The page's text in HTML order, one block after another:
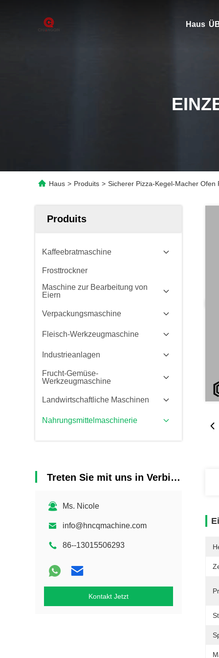
Haus
Haus > Produits > Sicherer Pizza-Kegel-Macher Ofen
Produits
Kaffeebratmaschine
Frosttrockner
Maschine zur Bearbeitung von
Eiern
Verpackungsmaschine
Fleisch-Werkzeugmaschine
Industrieanlagen
Frucht-Gemüse-
Werkzeugmaschine
Landwirtschaftliche Maschinen
Nahrungsmittelmaschinerie
Treten Sie mit uns in Verbindung
Ms. Nicole
info@hncqmachine.com
86--13015506293
Kontakt Jetzt